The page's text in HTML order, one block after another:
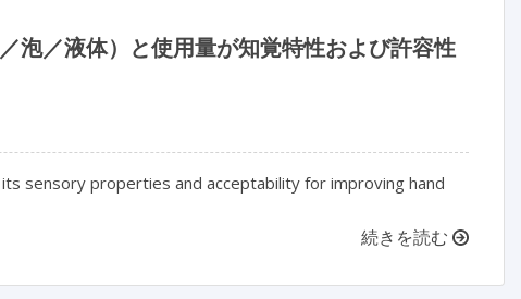
泡／液体）と使用量が知覚特性および許容性
sensory properties and acceptability for improving hand
続きを読む